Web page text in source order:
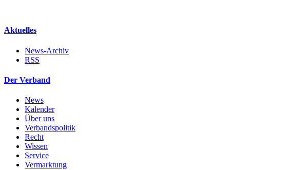
Aktuelles
News-Archiv
RSS
Der Verband
News
Kalender
Über uns
Verbandspolitik
Recht
Wissen
Service
Vermarktung